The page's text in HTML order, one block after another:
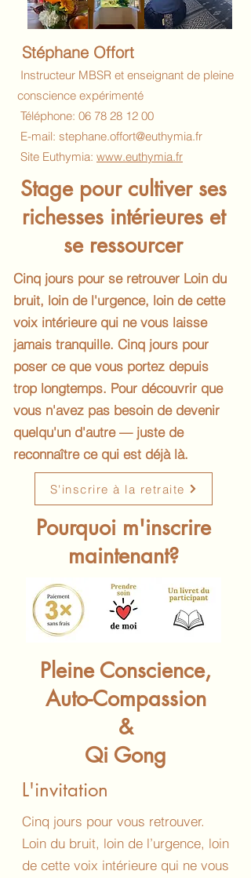
Stéphane Offort
Instructeur MBSR et enseignant de pleine
conscience expérimenté
Téléphone: 06 78 28 12 00
E-mail: stephane.offort@euthymia.fr
Site Euthymia: www.euthymia.fr
Stage pour cultiver ses
richesses intérieures et
se ressourcer
Cinq jours pour se retrouver Loin du
bruit, loin de l'urgence, loin de cette
voix intérieure qui ne vous laisse
jamais tranquille. Cinq jours pour
poser ce que vous portez depuis
trop longtemps. Pour découvrir que
vous n'avez pas besoin de devenir
quelqu'un d'autre — juste de
reconnaître ce qui est déjà là.​
S'inscrire à la retraite
Pourquoi m'inscrire
maintenant?
Pleine Conscience,
Auto-Compassion
&
Qi Gong
L'invitation
Cinq jours pour vous retrouver.
Loin du bruit, loin de l’urgence, loin
de cette voix intérieure qui ne vous